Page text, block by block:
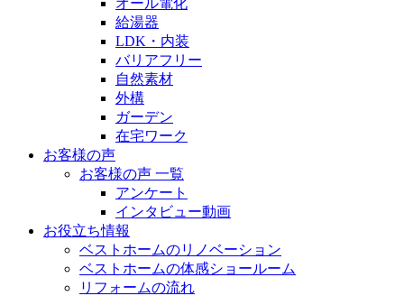
給湯器
LDK・内装
バリアフリー
自然素材
外構
ガーデン
在宅ワーク
お客様の声
お客様の声 一覧
アンケート
インタビュー動画
お役立ち情報
ベストホームのリノベーション
ベストホームの体感ショールーム
リフォームの流れ